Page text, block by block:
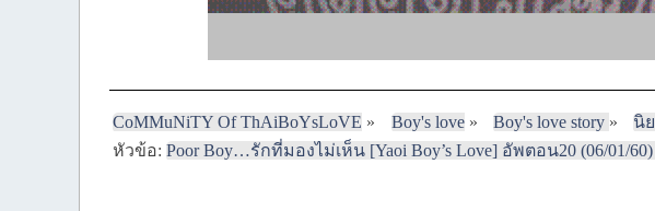
CoMMuNiTY Of ThAiBoYsLoVE » Boy's love» Boy's love story » นิ
หัวข้อ:Poor Boy…รักที่มองไม่เห็น [Yaoi Boy’s Love] อัพตอน20 (06/01/60)